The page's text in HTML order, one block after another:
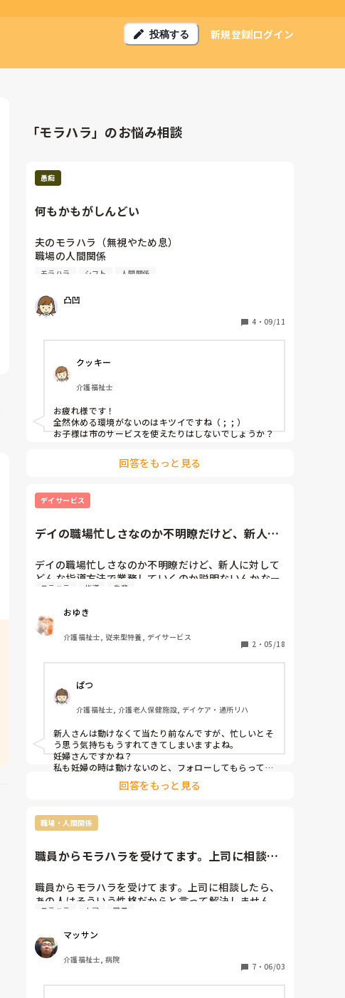
投稿する 新規登録ログイン
「モラハラ」のお悩み相談
愚痴
何もかもがしんどい
夫のモラハラ（無視やため息）
職場の人間関係
職場のシフト
子育て
洗濯や、食事作りは何とかしてるけど…。
人間不信にもなってきた。
モラハラ シフト 人間関係
凸凹
4 ・ 09/11
クッキー
介護福祉士
お疲れ様です！
全然休める環境がないのはキツイですね（ ;  ; ）
お子様は市のサービスを使えたりはしないでしょうか？
回答をもっと見る
デイサービス
デイの職場忙しさなのか不明瞭だけど、新人に
デイの職場忙しさなのか不明瞭だけど、新人に対して
どんな指導方法で業務していくのか説明ないんかなー
そこまで聞かなきゃ上は動かないのかなー💦その時点
実際に覚えが悪いとか上司に相談されてるみたいだ
し、将来私たちと同等の仕事が出来るようになるとは
思えないって。。。6ヶ月目に入ってお腹が出てき
て、負担をかけてしまうことは百も承知だけど、周り
私だって先輩の色んなとこ言えずに1人で抱え込み、
周りはフォローしながらやり遂げてるのって差別され
てるみたい。。。
新人潰しじゃないとは思うけど、モラハラに近い💦
モラハラ 指導 先輩
おゆき
介護福祉士, 従来型特養, デイサービス
2 ・ 05/18
ぱつ
介護福祉士, 介護老人保健施設, デイケア・通所リハ
新人さんは動けなくて当たり前なんですが、忙しいとそ
う思う気持ちもうすれてきてしまいますよね。
妊婦さんですかね？
私も妊婦の時は動けないのと、フォローしてもらってい
復帰後動けるようになったら言われることもなくなりま
今は気にせず、自分のできる仕事をしていきましょう。
回答をもっと見る
職場・人間関係
職員からモラハラを受けてます。上司に相談し
職員からモラハラを受けてます。上司に相談したら、
あの人はそういう性格だからと言って解決しません。
このまま続けていけないので辞めようと思います。同
モラハラ 上司 職員
マッサン
介護福祉士, 病院
7 ・ 06/03